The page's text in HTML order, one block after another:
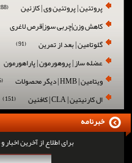
پروتئین | پروتئین وی | کازئین (288)
کاهش وزن|چربی سوز|قرص لاغری
گلوتامین | بعد از تمرین (91)
عضله ساز | پروهورمون | پاراهورمون
ویتامین | HMB | دیگر محصولات (555)
ال کارنیتین | CLA | کافئین (151)
برای اطلاع از آخرین اخبار
خبرنامه